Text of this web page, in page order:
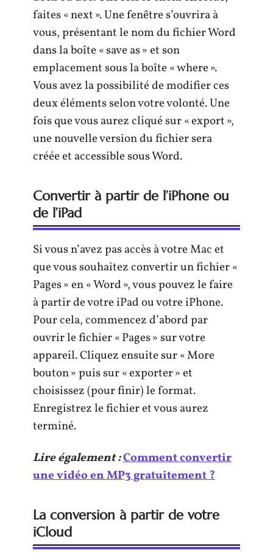
faites « next ». Une fenêtre s’ouvrira à
vous, présentant le nom du fichier Word
dans la boîte « save as » et son
emplacement sous la boîte « where ».
Vous avez la possibilité de modifier ces
deux éléments selon votre volonté. Une
fois que vous aurez cliqué sur « export »,
une nouvelle version du fichier sera
créée et accessible sous Word.
Convertir à partir de l’iPhone ou
de l’iPad
Si vous n’avez pas accès à votre Mac et
que vous souhaitez convertir un fichier «
Pages » en « Word », vous pouvez le faire
à partir de votre iPad ou votre iPhone.
Pour cela, commencez d’abord par
ouvrir le fichier « Pages » sur votre
appareil. Cliquez ensuite sur « More
bouton » puis sur « exporter » et
choisissez (pour finir) le format.
Enregistrez le fichier et vous aurez
terminé.
Lire également :Comment convertir
une vidéo en MP3 gratuitement ?
La conversion à partir de votre
iCloud